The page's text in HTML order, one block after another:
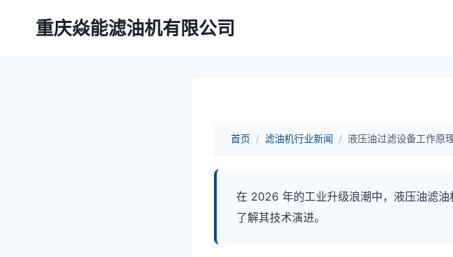
重庆焱能滤油机有限公司
首页 / 滤油机行业新闻 / 液压油过滤设备工作原
在 2026 年的工业升级浪潮中，液压油滤
了解其技术演进。